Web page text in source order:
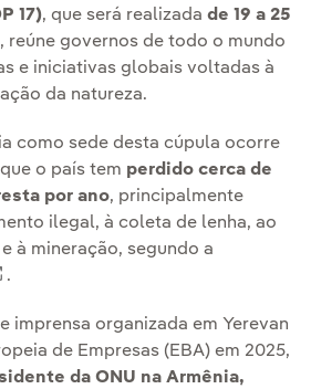
17), que será realizada de 19 a 25
, reúne governos de todo o mundo
e iniciativas globais voltadas à
da natureza.
como sede desta cúpula ocorre
o país tem perdido cerca de
por ano, principalmente
ilegal, à coleta de lenha, ao
à mineração, segundo a
Link externo, abra em uma nova
.
imprensa organizada em Yerevan
de Empresas (EBA) em 2025,
da ONU na Armênia,